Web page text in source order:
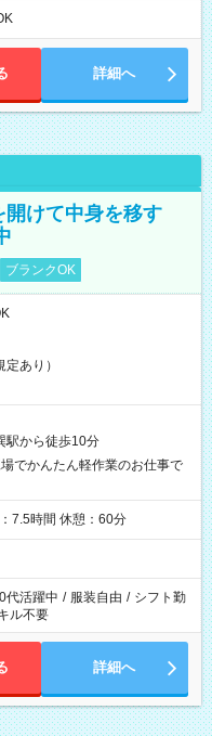
：37.5時間/週 ＊曜日相談：可 ＊労働日数相談：可
詳細へ
けて中身を移す
ブランクOK
あり）
駅から徒歩10分
でかんたん軽作業のお仕事で
7.5時間 休憩：60分
代活躍中 / 服装自由 / シフト勤
ル不要
詳細へ